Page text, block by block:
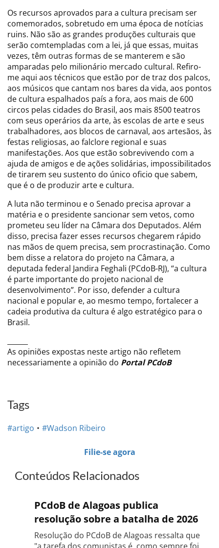
Os recursos aprovados para a cultura precisam ser
comemorados, sobretudo em uma época de notícias
ruins. Não são as grandes produções culturais que
serão comtempladas com a lei, já que essas, muitas
vezes, têm outras formas de se manterem e são
amparadas pelo milionário mercado cultural. Refiro-
me aqui aos técnicos que estão por de traz dos palcos,
aos músicos que cantam nos bares da vida, aos pontos
de cultura espalhados país a fora, aos mais de 600
circos pelas cidades do Brasil, aos mais 8500 teatros
com seus operários da arte, às escolas de arte e seus
trabalhadores, aos blocos de carnaval, aos artesãos, às
festas religiosas, ao falclore regional e suas
manifestações. Aos que estão sobrevivendo com a
ajuda de amigos e de ações solidárias, impossibilitados
de tirarem seu sustento do único oficio que sabem,
que é o de produzir arte e cultura.
A luta não terminou e o Senado precisa aprovar a
matéria e o presidente sancionar sem vetos, como
prometeu seu líder na Câmara dos Deputados. Além
disso, precisa fazer esses recursos chegarem rápido
nas mãos de quem precisa, sem procrastinação. Como
bem disse a relatora do projeto na Câmara, a
deputada federal Jandira Feghali (PCdoB-RJ), “a cultura
é parte importante do projeto nacional de
desenvolvimento”. Por isso, defender a cultura
nacional e popular e, ao mesmo tempo, fortalecer a
cadeia produtiva da cultura é algo estratégico para o
Brasil.
As opiniões expostas neste artigo não refletem
necessariamente a opinião do Portal PCdoB
Tags
#artigo #Wadson Ribeiro
Filie-se agora
Conteúdos Relacionados
PCdoB de Alagoas publica
resolução sobre a batalha de 2026
Resolução do PCdoB de Alagoas ressalta que
"a tarefa dos comunistas é, como sempre foi,